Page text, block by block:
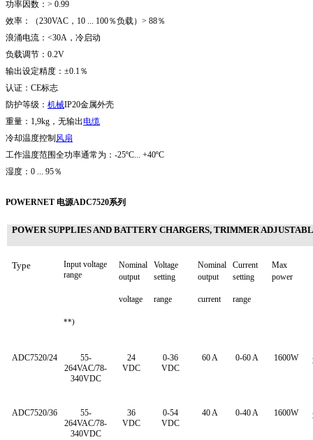
功率因数：> 0.99
效率：（230VAC，10 ... 100％负载）> 88％
浪涌电流：<30A，冷启动
负载调节：0.2V
输出设定精度：±0.1％
认证：CE标志
防护等级： 机械IP20金属外壳
重量：1,9kg，无输出电缆
冷却温度控制 风扇
工作温度范围全功率通常为：-25ºC... +40ºC
湿度：0 ... 95％
POWERNET 电源ADC7520系列
POWER SUPPLIES AND BATTERY CHARGERS, TRIMMER
Type
Input voltage
range
**)
Nominal
output
voltage
Voltage
setting
range
Nominal
output
current
Current
setting
range
Max
power
ADC7520/24
55-
264VAC/78-
340VDC
24
VDC
0-36
VDC
60 A 0-60 A 1600W
ADC7520/36
55-
264VAC/78-
340VDC
36
VDC
0-54
VDC
40 A 0-40 A 1600W